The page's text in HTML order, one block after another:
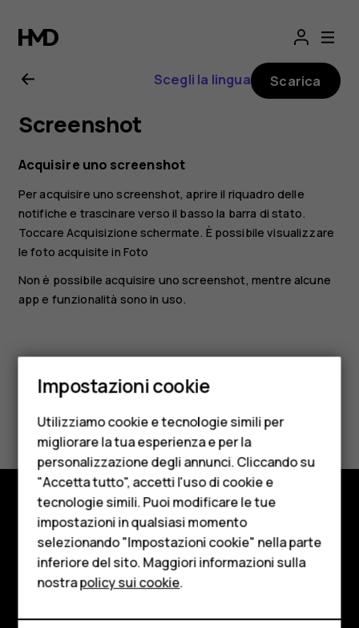
Manuale
d’uso
del
Nokia
2.1
Smartphone
Cellulari
Telefoni per anziani
Accessori
HMD Terra M
Per le imprese
Tablet
Negozio
Scegli la lingua Scarica
Screenshot
Acquisire uno screenshot
Per acquisire uno screenshot, aprire il riquadro delle
notifiche e trascinare verso il basso la barra di stato.
ToccareAcquisizione schermate. È possibile visualizzare
le foto acquisite in Foto
Non è possibile acquisire uno screenshot, mentre alcune
app e funzionalità sono in uso.
Ti è stato d'aiuto?
Sì No
Negozio
Informazioni su
Planet and people
Impostazioni cookie
Utilizziamo cookie e tecnologie simili per
migliorare la tua esperienza e per la
personalizzazione degli annunci. Cliccando su
"Accetta tutto", accetti l'uso di cookie e
tecnologie simili. Puoi modificare le tue
impostazioni in qualsiasi momento
selezionando "Impostazioni cookie" nella parte
inferiore del sito. Maggiori informazioni sulla
nostrapolicy sui cookie.